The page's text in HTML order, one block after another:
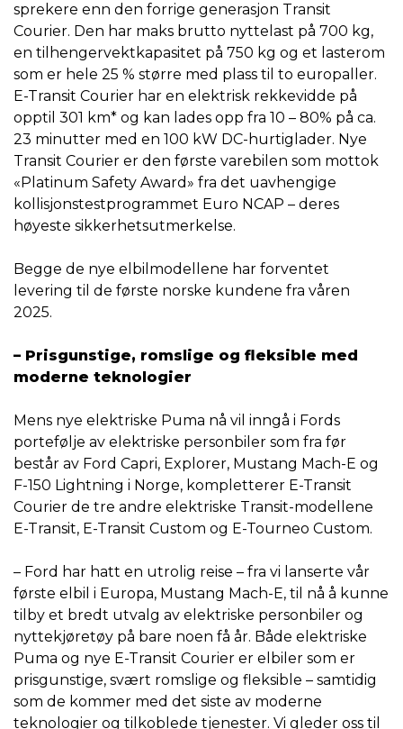
sprekere enn den forrige generasjon Transit
Courier. Den har maks brutto nyttelast på 700 kg,
en tilhengervektkapasitet på 750 kg og et lasterom
som er hele 25 % større med plass til to europaller.
E-Transit Courier har en elektrisk rekkevidde på
opptil 301 km* og kan lades opp fra 10 – 80% på ca.
23 minutter med en 100 kW DC-hurtiglader. Nye
Transit Courier er den første varebilen som mottok
«Platinum Safety Award» fra det uavhengige
kollisjonstestprogrammet Euro NCAP – deres
høyeste sikkerhetsutmerkelse.
Begge de nye elbilmodellene har forventet
levering til de første norske kundene fra våren
2025.
– Prisgunstige, romslige og fleksible med
moderne teknologier
Mens nye elektriske Puma nå vil inngå i Fords
portefølje av elektriske personbiler som fra før
består av Ford Capri, Explorer, Mustang Mach-E og
F-150 Lightning i Norge, kompletterer E-Transit
Courier de tre andre elektriske Transit-modellene
E-Transit, E-Transit Custom og E-Tourneo Custom.
– Ford har hatt en utrolig reise – fra vi lanserte vår
første elbil i Europa, Mustang Mach-E, til nå å kunne
tilby et bredt utvalg av elektriske personbiler og
nyttekjøretøy på bare noen få år. Både elektriske
Puma og nye E-Transit Courier er elbiler som er
prisgunstige, svært romslige og fleksible – samtidig
som de kommer med det siste av moderne
teknologier og tilkoblede tjenester. Vi gleder oss til